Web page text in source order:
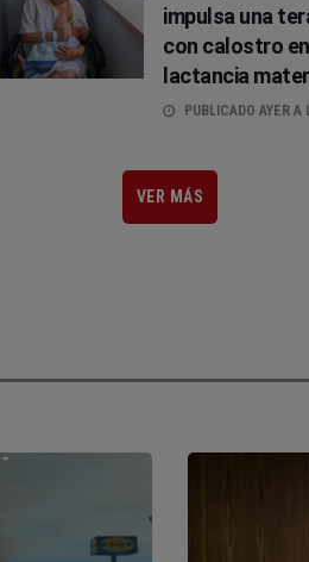
impulsa una
con calostro en
lactancia
PUBLICADO AYER A
VER MÁS